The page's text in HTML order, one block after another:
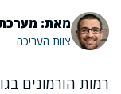
מאת: מערכת
צוות העריכה
רמות הורמונים